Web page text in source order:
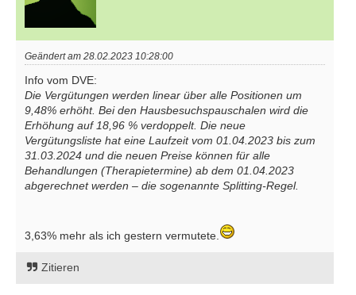
Geändert am 28.02.2023 10:28:00
Info vom DVE:
Die Vergütungen werden linear über alle Positionen um
9,48% erhöht. Bei den Hausbesuchspauschalen wird die
Erhöhung auf 18,96 % verdoppelt. Die neue
Vergütungsliste hat eine Laufzeit vom 01.04.2023 bis zum
31.03.2024 und die neuen Preise können für alle
Behandlungen (Therapietermine) ab dem 01.04.2023
abgerechnet werden – die sogenannte Splitting-Regel.
3,63% mehr als ich gestern vermutete.
Zitieren